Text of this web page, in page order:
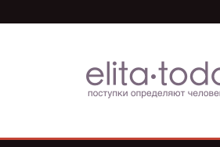
Сегодня